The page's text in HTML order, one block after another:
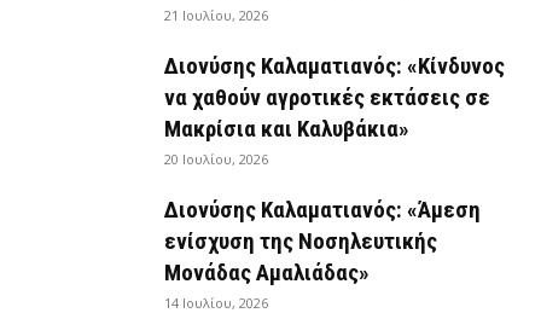
21 Ιουλίου, 2026
Διονύσης Καλαματιανός: «Κίνδυνος
να χαθούν αγροτικές εκτάσεις σε
Μακρίσια και Καλυβάκια»
20 Ιουλίου, 2026
Διονύσης Καλαματιανός: «Άμεση
ενίσχυση της Νοσηλευτικής
Μονάδας Αμαλιάδας»
14 Ιουλίου, 2026